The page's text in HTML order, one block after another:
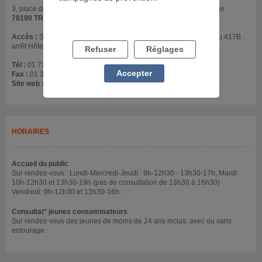
3, place de la Mairie Institut de Promotion de la Santé - 2ème étage
78190 TRAPPES
Accès : SNCF : Paris Montparnasse ou La Défense - Bus 417A ou 417B :
arrêt Hôtel de Ville.
Tél : 01 73 85 60 00
Fax : 01 30 50 99 08
Site web :
www.ch-versailles.fr/Addictologie/5/5/42
HORAIRES
Accueil du public
Sur rendez-vous : Lundi-Mercredi-Jeudi : 9h-12h30 - 13h30-17h, Mardi:
10h-12h30 et 13h30-19h (pas de consultation de 13h30 à 16h30)
Vendredi: 9h-12h30 et 13h30-16h.
Consultat° jeunes consommateurs
Sur rendez-vous des jeunes de moins de 24 ans inclus, avec ou sans
entourage.
Refuser Réglages
Accepter